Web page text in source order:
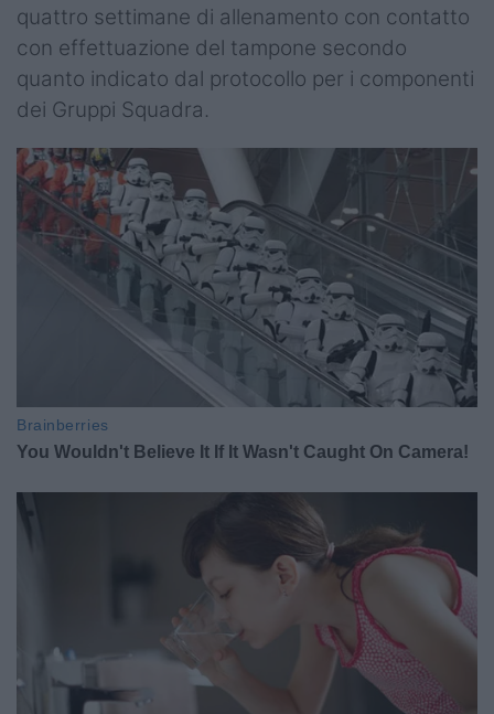
quattro settimane di allenamento con contatto
con effettuazione del tampone secondo
quanto indicato dal protocollo per i componenti
dei Gruppi Squadra.